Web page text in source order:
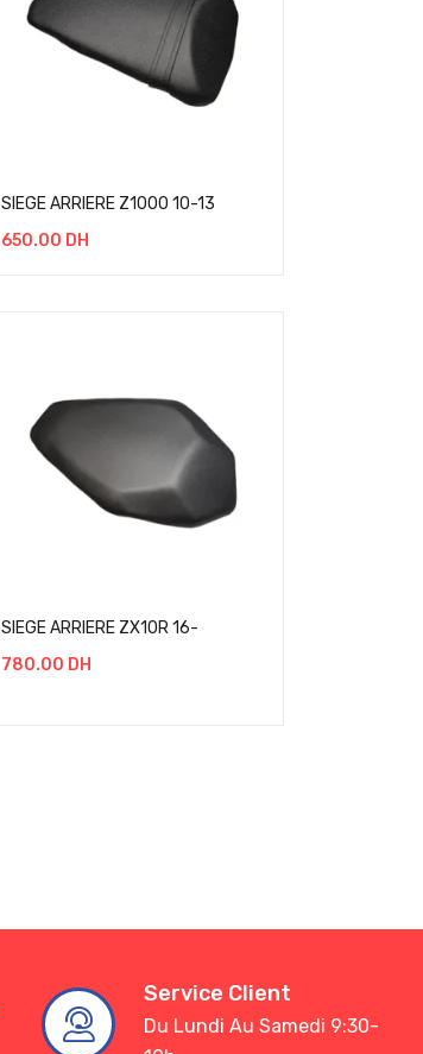
SIEGE ARRIERE Z1000 10-13
650.00 DH
SIEGE ARRIERE ZX10R 16-
780.00 DH
Service Client
Du Lundi Au Samedi 9:30-